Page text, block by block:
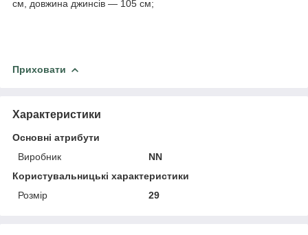
см, довжина джинсів — 105 см;
Приховати
Характеристики
Основні атрибути
Виробник
NN
Користувальницькі характеристики
Розмір
29